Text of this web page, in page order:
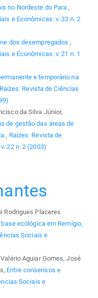
no Nordeste do Para ,
e Econômicas: v. 33 n. 2
dos desempregados ,
e Econômicas: v. 21 n. 1
e temporário na
Raízes: Revista de Ciências
da Silva Júnior,
de gestão das áreas de
, Raízes: Revista de
22 n. 2 (2003)
Rodrigues Placeres
ecológica em Remígio,
Sociais e
Aguiar Gomes, José
Entre consensos e
Sociais e